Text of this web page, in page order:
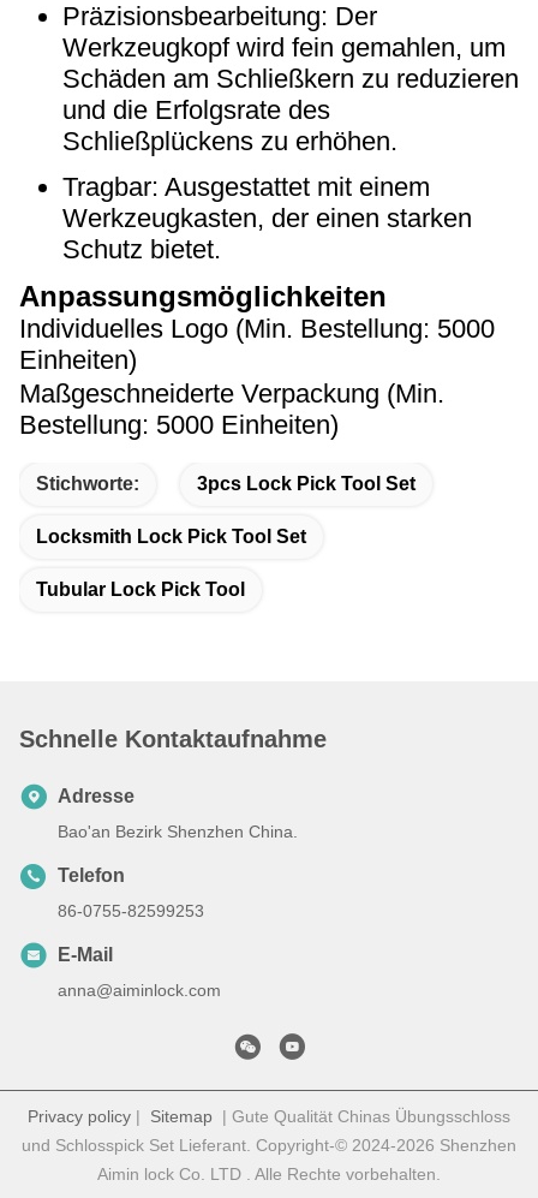
Präzisionsbearbeitung: Der
Werkzeugkopf wird fein gemahlen, um
Schäden am Schließkern zu reduzieren
und die Erfolgsrate des
Schließplückens zu erhöhen.
Tragbar: Ausgestattet mit einem
Werkzeugkasten, der einen starken
Schutz bietet.
Anpassungsmöglichkeiten
Individuelles Logo (Min. Bestellung: 5000
Einheiten)
Maßgeschneiderte Verpackung (Min.
Bestellung: 5000 Einheiten)
Stichworte: 3pcs Lock Pick Tool Set
Locksmith Lock Pick Tool Set
Tubular Lock Pick Tool
Schnelle Kontaktaufnahme
Adresse
Bao'an Bezirk Shenzhen China.
Telefon
86-0755-82599253
E-Mail
anna@aiminlock.com
Privacy policy | Sitemap | Gute Qualität Chinas Übungsschloss
und Schlosspick Set Lieferant. Copyright-© 2024-2026 Shenzhen
Aimin lock Co. LTD . Alle Rechte vorbehalten.